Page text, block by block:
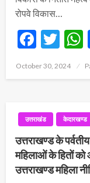
रोपवे विकास…
Posted
October 30, 2024
उत्तराखंड केदारखण्ड
उत्तराखण्ड के
महिलाओं के हितों को
उत्तराखण्ड महिला